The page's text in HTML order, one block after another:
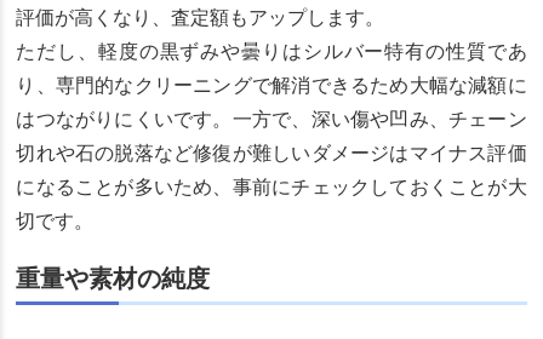
評価が高くなり、査定額もアップします。
ただし、軽度の黒ずみや曇りはシルバー特有の性質であ
り、専門的なクリーニングで解消できるため大幅な減額に
はつながりにくいです。一方で、深い傷や凹み、チェーン
切れや石の脱落など修復が難しいダメージはマイナス評価
になることが多いため、事前にチェックしておくことが大
切です。
重量や素材の純度